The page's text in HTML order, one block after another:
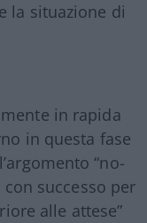
la situazione di
in rapida
in questa fase
“no-
successo per
alle attese”